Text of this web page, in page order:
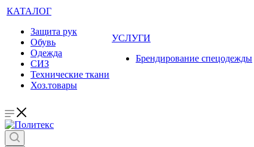
КАТАЛОГ
Защита рук
Обувь
Одежда
СИЗ
Технические ткани
Хоз.товары
УСЛУГИ
Брендирование спецодежды